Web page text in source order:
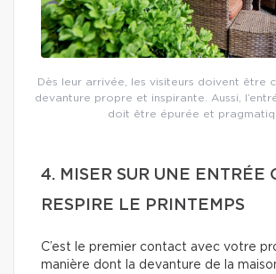
Dès leur arrivée, les visiteurs doivent être
devanture propre et inspirante. Aussi,
doit être épurée et
4. MISER SUR UNE ENTRÉE
RESPIRE LE PRINTEMPS
C’est le premier contact avec votre
manière dont la devanture de la